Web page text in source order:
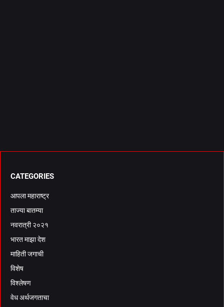
CATEGORIES
आपला महाराष्ट्र
ताज्या बातम्या
नवरात्री २०२१
भारत माझा देश
माहिती जगाची
विशेष
विश्लेषण
वेध अर्थजगताचा